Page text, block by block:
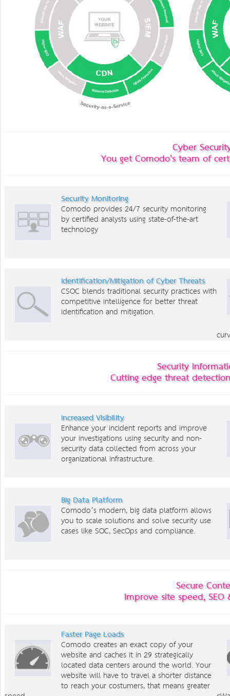
Cyber
You get Comodo's team of
Security Monitoring
Comodo provides 24/7 security monitoring
by certified analysts using state-of-the-art
technology
Identification/Mitigation of Cyber Threats
CSOC blends traditional security practices with
competitive intelligence for better threat
identification and mitigation.
Security
Cutting edge threat
Increased Visibility
Enhance your incident reports and improve
your investigations using security and non-
security data collected from across your
organizational infrastructure.
Big Data Platform
Comodo’s modern, big data platform allows
you to scale solutions and solve security use
cases like SOC, SecOps and compliance.
Secure
Improve site speed,
Faster Page Loads
Comodo creates an exact copy of your
website and caches it in 29 strategically
located data centers around the world. Your
website will have to travel a shorter distance
to reach your costumers, that means greater